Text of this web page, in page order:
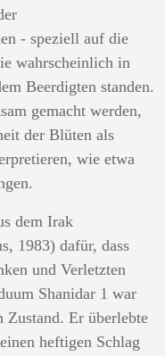
- speziell auf die
wahrscheinlich in
Beerdigten standen.
gemacht werden,
der Blüten als
wie etwa
dem Irak
1983) dafür, dass
und Verletzten
Shanidar 1 war
Zustand. Er überlebte
heftigen Schlag